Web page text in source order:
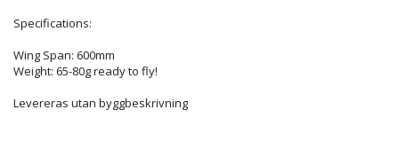
Specifications:
Wing Span: 600mm
Weight: 65-80g ready to fly!
Levereras utan byggbeskrivning